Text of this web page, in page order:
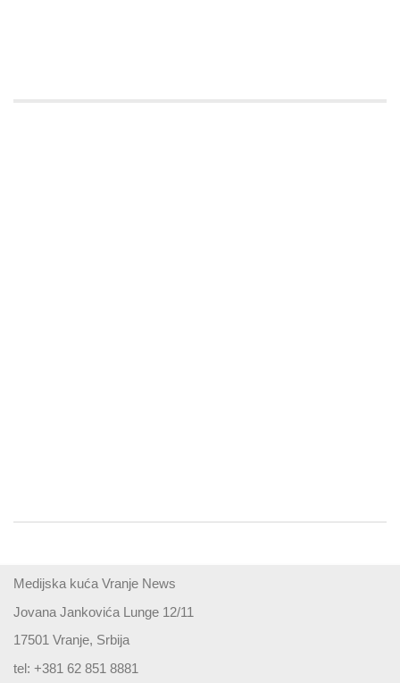
Medijska kuća Vranje News
Jovana Jankovića Lunge 12/11
17501 Vranje, Srbija
tel: +381 62 851 8881